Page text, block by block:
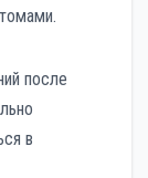
после
в